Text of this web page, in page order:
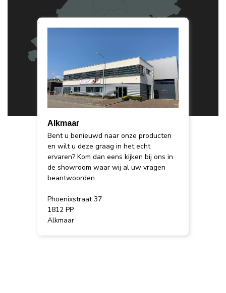
Alkmaar
Bent u benieuwd naar onze producten
en wilt u deze graag in het echt
ervaren? Kom dan eens kijken bij ons in
de showroom waar wij al uw vragen
beantwoorden.
Phoenixstraat 37
1812 PP
Alkmaar